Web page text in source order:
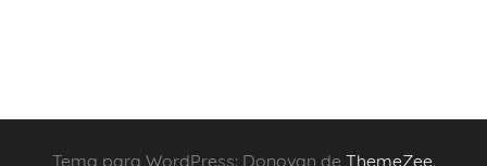
Tema para WordPress: Donovan de ThemeZee.